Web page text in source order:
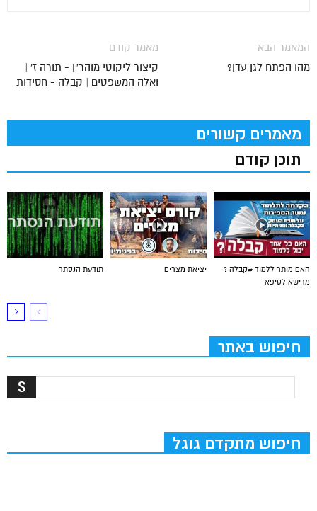
מאמר קודם
קיצור ליקוטי מוהר"ן - תורה ז' |
ואלה המשפטים | קבלה - חסידות
המאמר הבא
מהו הפתח לגן עדן?
מאמרים קשורים
תוכן קודם
תודעת הנסתר יציאת מצרים
האם מותר ללמוד #קבלה ?
מרישא לסיפא
חיפוש באתר
חיפוש מתקדם גוגל